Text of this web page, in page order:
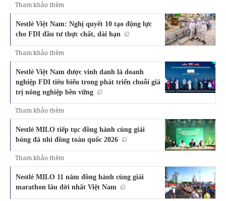
Tham khảo thêm
Nestlé Việt Nam: Nghị quyết 10 tạo động lực
cho FDI đầu tư thực chất, dài hạn
Tham khảo thêm
Nestlé Việt Nam được vinh danh là doanh
nghiệp FDI tiêu biểu trong phát triển chuỗi giá
trị nông nghiệp bền vững
Tham khảo thêm
Nestlé MILO tiếp tục đồng hành cùng giải
bóng đá nhi đồng toàn quốc 2026
Tham khảo thêm
Nestlé MILO 11 năm đồng hành cùng giải
marathon lâu đời nhất Việt Nam